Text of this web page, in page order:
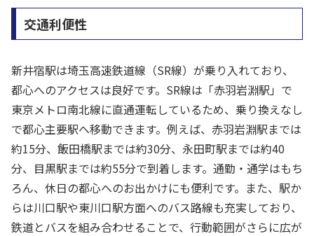
交通利便性
新井宿駅は埼玉高速鉄道線（SR線）が乗り入れており、
都心へのアクセスは良好です。SR線は「赤羽岩淵駅」で
東京メトロ南北線に直通運転しているため、乗り換えなし
で都心主要駅へ移動できます。例えば、赤羽岩淵駅までは
約15分、飯田橋駅までは約30分、永田町駅までは約40
分、目黒駅までは約55分で到着します。通勤・通学はもち
ろん、休日の都心へのお出かけにも便利です。また、駅か
らは川口駅や東川口駅方面へのバス路線も充実しており、
鉄道とバスを組み合わせることで、行動範囲がさらに広が